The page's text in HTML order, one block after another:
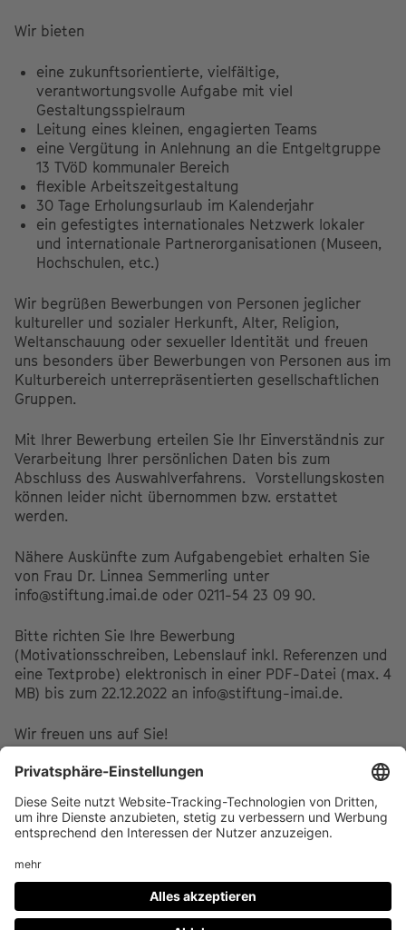
Wir bieten
eine zukunftsorientierte, vielfältige,
verantwortungsvolle Aufgabe mit viel
Gestaltungsspielraum
Leitung eines kleinen, engagierten Teams
eine Vergütung in Anlehnung an die Entgeltgruppe
13 TVöD kommunaler Bereich
flexible Arbeitszeitgestaltung
30 Tage Erholungsurlaub im Kalenderjahr
ein gefestigtes internationales Netzwerk lokaler
und internationale Partnerorganisationen (Museen,
Hochschulen, etc.)
Wir begrüßen Bewerbungen von Personen jeglicher
kultureller und sozialer Herkunft, Alter, Religion,
Weltanschauung oder sexueller Identität und freuen
uns besonders über Bewerbungen von Personen aus im
Kulturbereich unterrepräsentierten gesellschaftlichen
Gruppen.
Mit Ihrer Bewerbung erteilen Sie Ihr Einverständnis zur
Verarbeitung Ihrer persönlichen Daten bis zum
Abschluss des Auswahlverfahrens. Vorstellungskosten
können leider nicht übernommen bzw. erstattet
werden.
Nähere Auskünfte zum Aufgabengebiet erhalten Sie
von Frau Dr. Linnea Semmerling unter
info@stiftung.imai.de oder 0211-54 23 09 90.
Bitte richten Sie Ihre Bewerbung
(Motivationsschreiben, Lebenslauf inkl. Referenzen und
eine Textprobe) elektronisch in einer PDF-Datei (max. 4
MB) bis zum 22.12.2022 an info@stiftung-imai.de.
Wir freuen uns auf Sie!
Footer
menu
IMPRESSUM PRIVACY
IMAI PLAY NUTZUNGSBEDINGUNGEN
Social
FACEBOOK INSTAGRAM